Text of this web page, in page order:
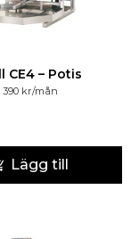
Kebabgrill CE4 – Potis
390 kr/mån
Lägg till